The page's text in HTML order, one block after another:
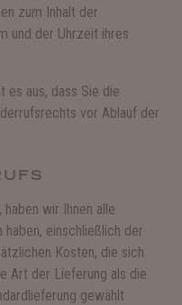
zum Inhalt der
und der Uhrzeit ihres
es aus, dass Sie die
vor Ablauf der
wir Ihnen alle
haben, einschließlich der
Kosten, die sich
Art der Lieferung als die
gewählt